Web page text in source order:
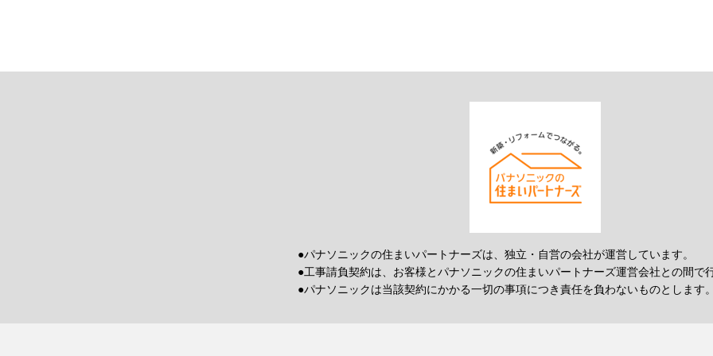
●パナソニックの住まいパートナーズは、独立・自営の会社が運営しています。
●工事請負契約は、お客様とパナソニックの住まいパートナーズ運営会社との間で
●パナソニックは当該契約にかかる一切の事項につき責任を負わないものとします。